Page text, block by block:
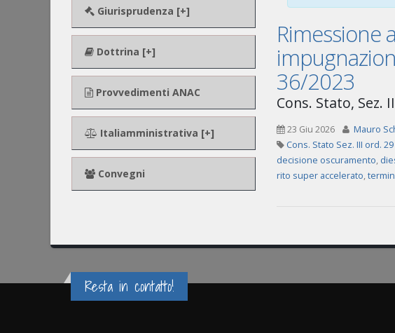
Giurisprudenza [+]
Dottrina [+]
Provvedimenti ANAC
Italiamministrativa [+]
Convegni
Rimessione
36/2023
Cons. Stato, Sez.
23 Giu 2026
Mauro
Cons. Stato Sez. III ord.
decisione oscuramento,
rito super accelerato,
Resta in contatto!